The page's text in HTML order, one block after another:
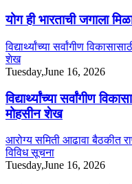
योग ही भारताची जगाला
विद्यार्थ्यांच्या सर्वांगीण
शेख
Tuesday,June 16, 2026
विद्यार्थ्यांच्या सर्वांगीण
मोहसीन शेख
आरोग्य समिती आढावा बैठकीत
विविध सूचना
Tuesday,June 16, 2026